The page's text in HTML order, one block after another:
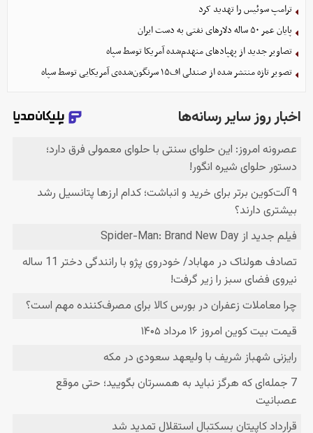
ترامپ سوئیس را تهدید کرد
پایان عمر ۵۰ ساله دلارهای نفتی به دست ایران
تصاویر جدید از پهپادهای منهدم‌شده آمریکا توسط سپاه
تصویر تازه منتشر شده از صندلی اف۱۵ سرنگون‌شده‌ی آمریکایی توسط سپاه